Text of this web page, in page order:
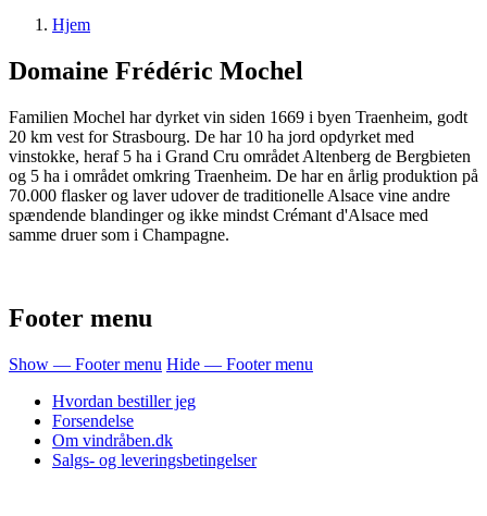
Hjem
Domaine Frédéric Mochel
Familien Mochel har dyrket vin siden 1669 i byen Traenheim, godt
20 km vest for Strasbourg. De har 10 ha jord opdyrket med
vinstokke, heraf 5 ha i Grand Cru området Altenberg de Bergbieten
og 5 ha i området omkring Traenheim. De har en årlig produktion på
70.000 flasker og laver udover de traditionelle Alsace vine andre
spændende blandinger og ikke mindst Crémant d'Alsace med
samme druer som i Champagne.
Footer menu
Show — Footer menu Hide — Footer menu
Hvordan bestiller jeg
Forsendelse
Om vindråben.dk
Salgs- og leveringsbetingelser